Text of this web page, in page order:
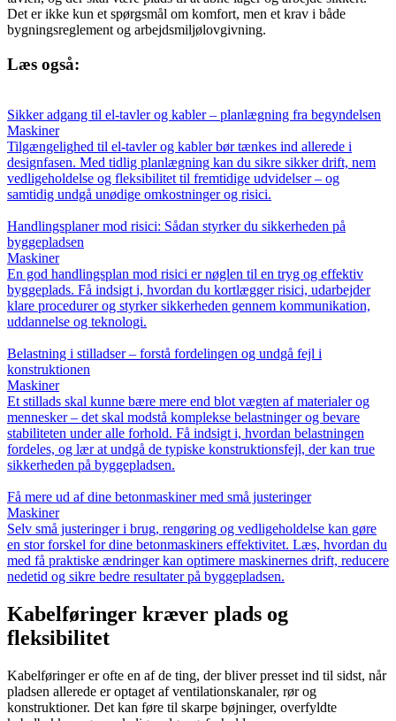
Det er ikke kun et spørgsmål om komfort, men et krav i både
bygningsreglement og arbejdsmiljølovgivning.
Læs også:
Sikker adgang til el-tavler og kabler – planlægning fra begyndelsen
Maskiner
Tilgængelighed til el-tavler og kabler bør tænkes ind allerede i
designfasen. Med tidlig planlægning kan du sikre sikker drift, nem
vedligeholdelse og fleksibilitet til fremtidige udvidelser – og
samtidig undgå unødige omkostninger og risici.
Handlingsplaner mod risici: Sådan styrker du sikkerheden på
byggepladsen
Maskiner
En god handlingsplan mod risici er nøglen til en tryg og effektiv
byggeplads. Få indsigt i, hvordan du kortlægger risici, udarbejder
klare procedurer og styrker sikkerheden gennem kommunikation,
uddannelse og teknologi.
Belastning i stilladser – forstå fordelingen og undgå fejl i
konstruktionen
Maskiner
Et stillads skal kunne bære mere end blot vægten af materialer og
mennesker – det skal modstå komplekse belastninger og bevare
stabiliteten under alle forhold. Få indsigt i, hvordan belastningen
fordeles, og lær at undgå de typiske konstruktionsfejl, der kan true
sikkerheden på byggepladsen.
Få mere ud af dine betonmaskiner med små justeringer
Maskiner
Selv små justeringer i brug, rengøring og vedligeholdelse kan gøre
en stor forskel for dine betonmaskiners effektivitet. Læs, hvordan du
med få praktiske ændringer kan optimere maskinernes drift, reducere
nedetid og sikre bedre resultater på byggepladsen.
Kabelføringer kræver plads og
fleksibilitet
Kabelføringer er ofte en af de ting, der bliver presset ind til sidst, når
pladsen allerede er optaget af ventilationskanaler, rør og
konstruktioner. Det kan føre til skarpe bøjninger, overfyldte